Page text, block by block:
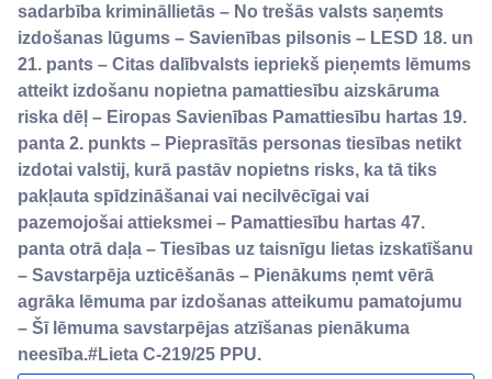
sadarbība krimināllietās – No trešās valsts saņemts
izdošanas lūgums – Savienības pilsonis – LESD 18. un
21. pants – Citas dalībvalsts iepriekš pieņemts lēmums
atteikt izdošanu nopietna pamattiesību aizskāruma
riska dēļ – Eiropas Savienības Pamattiesību hartas 19.
panta 2. punkts – Pieprasītās personas tiesības netikt
izdotai valstij, kurā pastāv nopietns risks, ka tā tiks
pakļauta spīdzināšanai vai necilvēcīgai vai
pazemojošai attieksmei – Pamattiesību hartas 47.
panta otrā daļa – Tiesības uz taisnīgu lietas izskatīšanu
– Savstarpēja uzticēšanās – Pienākums ņemt vērā
agrāka lēmuma par izdošanas atteikumu pamatojumu
– Šī lēmuma savstarpējas atzīšanas pienākuma
neesība.#Lieta C-219/25 PPU.